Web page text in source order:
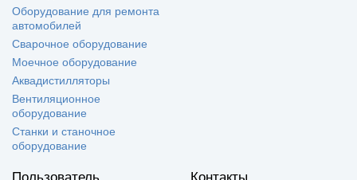
Оборудование для ремонта
автомобилей
Сварочное оборудование
Моечное оборудование
Аквадистилляторы
Вентиляционное
оборудование
Станки и станочное
оборудование